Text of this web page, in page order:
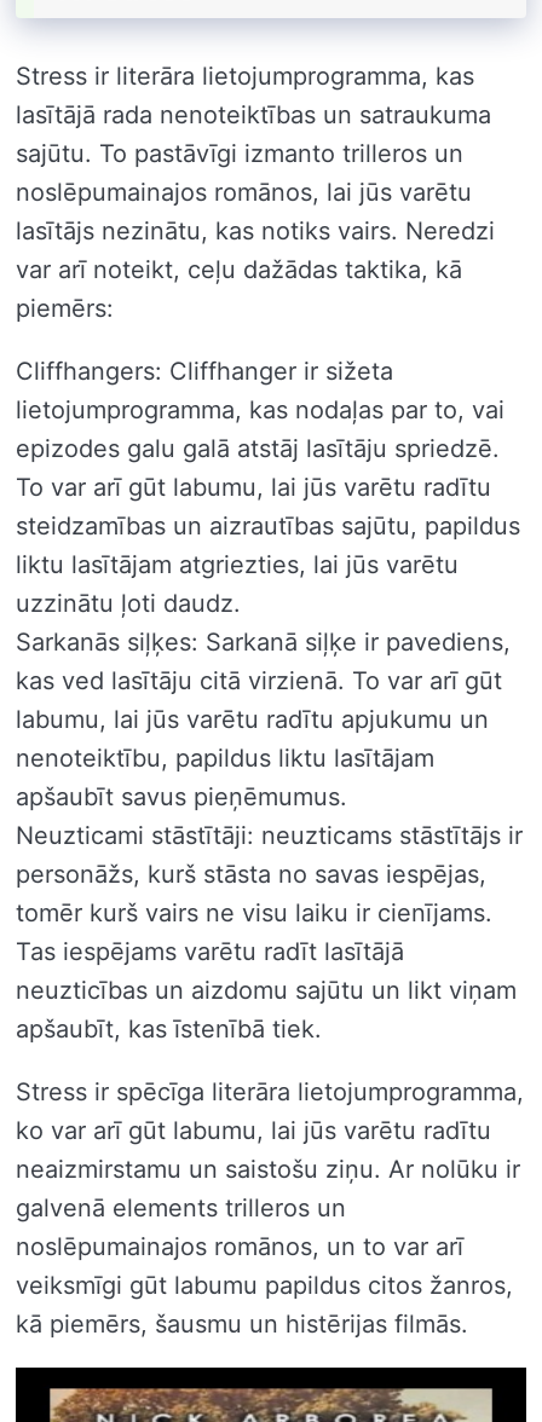
Stress ir literāra lietojumprogramma, kas
lasītājā rada nenoteiktības un satraukuma
sajūtu. To pastāvīgi izmanto trilleros un
noslēpumainajos romānos, lai jūs varētu
lasītājs nezinātu, kas notiks vairs. Neredzi
var arī noteikt, ceļu dažādas taktika, kā
piemērs:
Cliffhangers: Cliffhanger ir sižeta
lietojumprogramma, kas nodaļas par to, vai
epizodes galu galā atstāj lasītāju spriedzē.
To var arī gūt labumu, lai jūs varētu radītu
steidzamības un aizrautības sajūtu, papildus
liktu lasītājam atgriezties, lai jūs varētu
uzzinātu ļoti daudz.
Sarkanās siļķes: Sarkanā siļķe ir pavediens,
kas ved lasītāju citā virzienā. To var arī gūt
labumu, lai jūs varētu radītu apjukumu un
nenoteiktību, papildus liktu lasītājam
apšaubīt savus pieņēmumus.
Neuzticami stāstītāji: neuzticams stāstītājs ir
personāžs, kurš stāsta no savas iespējas,
tomēr kurš vairs ne visu laiku ir cienījams.
Tas iespējams varētu radīt lasītājā
neuzticības un aizdomu sajūtu un likt viņam
apšaubīt, kas īstenībā tiek.
Stress ir spēcīga literāra lietojumprogramma,
ko var arī gūt labumu, lai jūs varētu radītu
neaizmirstamu un saistošu ziņu. Ar nolūku ir
galvenā elements trilleros un
noslēpumainajos romānos, un to var arī
veiksmīgi gūt labumu papildus citos žanros,
kā piemērs, šausmu un histērijas filmās.